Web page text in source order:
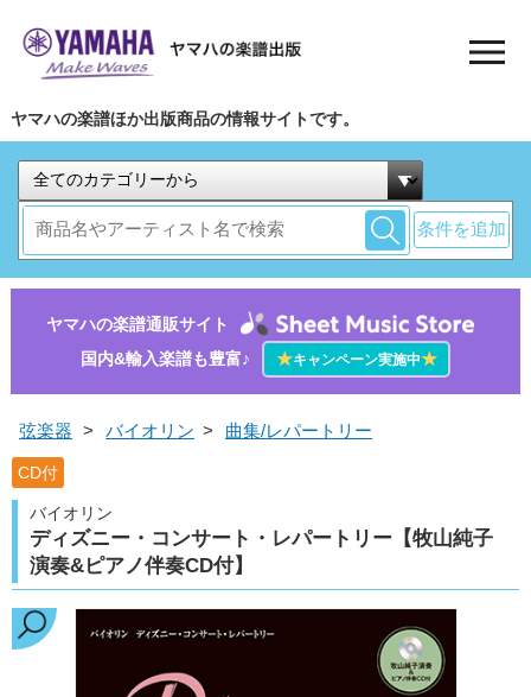
ヤマハの楽譜ほか出版商品の情報サイトです。
条件を追加
ヤマハの楽譜通販サイト
国内&輸入楽譜も豊富♪
★キャンペーン実施中★
弦楽器 > バイオリン > 曲集/レパートリー
CD付
バイオリン
ディズニー・コンサート・レパートリー【牧山純子
演奏&ピアノ伴奏CD付】